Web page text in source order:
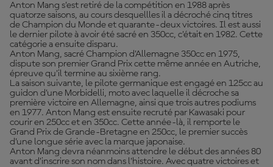
Anton Mang s’est retiré de la compétition en 1988 après
quatorze saisons, au cours desquellles il a décroché cinq titres
de Champion du Monde et quarante-deux victoires. Il est aussi
le dernier pilote à avoir été sacré en 350cc, c’était en 1982. Cette
catégorie a ensuite disparu.
Anton Mang, sacré Champion d’Allemagne 350cc en 1975,
dispute son premier Grand Prix cette même année en Autriche,
épreuve qu’il termine au sixième rang.
La saison suivante, le pilote germanique est engagé en 125cc au
guidon d’une Morbidelli, moto avec laquelle il décroche sa
première victoire en Allemagne, ainsi que trois autres podiums
en 1977. Anton Mang est ensuite recruté par Kawasaki pour
courir en 250cc et en 350cc. Cette année-là, il remporte le
Grand Prix de Grande-Bretagne en 250cc, le premier succès
d’une longue série avec la marque japonaise.
Anton Mang devra néanmoins attendre le début des années 80
avant d’inscrire son nom dans l’histoire. Avec quatre victoires et